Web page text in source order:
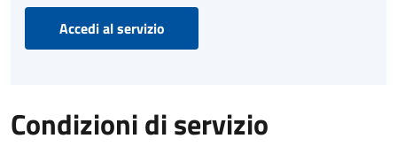
Accedi al servizio
Condizioni di servizio